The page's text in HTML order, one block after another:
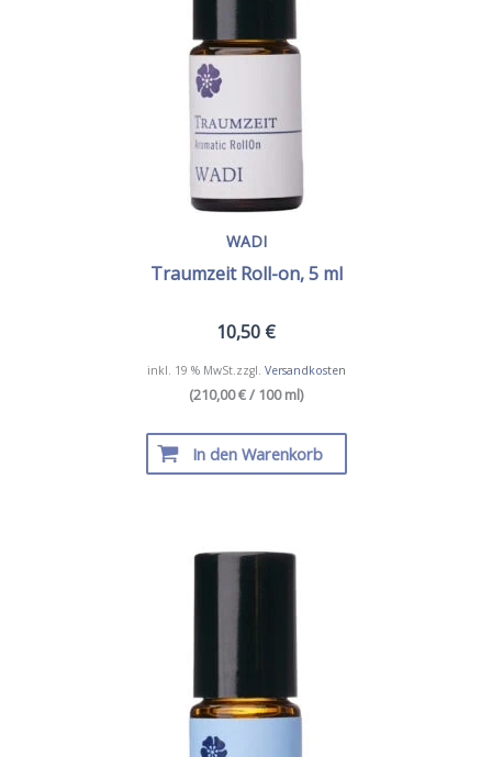
WADI
Traumzeit Roll-on, 5 ml
10,50 €
inkl. 19 % MwSt. zzgl. Versandkosten
(210,00 € / 100 ml)
In den Warenkorb